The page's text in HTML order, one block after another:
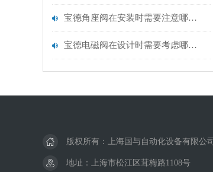
宝德角座阀在安装时需要注意哪些事项？
宝德电磁阀在设计时需要考虑哪些因素？
版权所有：上海国与自动化设备有限公司
地址：上海市松江区茸梅路1108号